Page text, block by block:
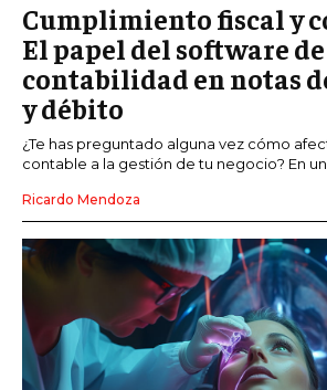
Cumplimiento fiscal y
El papel del software de
contabilidad en notas
y débito
¿Te has preguntado alguna vez cómo
contable a la gestión de tu negocio? En
Ricardo Mendoza